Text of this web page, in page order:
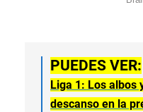
PUEDES VER:
Liga 1: Los albos
descanso en la